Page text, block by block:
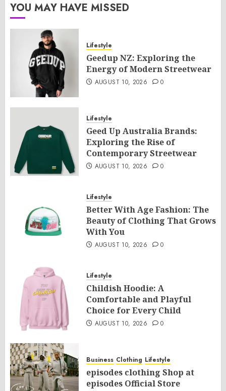
YOU MAY HAVE MISSED
Lifestyle
Geedup NZ: Exploring the
Energy of Modern Streetwear
AUGUST 10, 2026 0
Lifestyle
Geed Up Australia Brands:
Exploring the Rise of
Contemporary Streetwear
AUGUST 10, 2026 0
Lifestyle
Better With Age Fashion: The
Beauty of Clothing That Grows
With You
AUGUST 10, 2026 0
Lifestyle
Childish Hoodie: A
Comfortable and Playful
Choice for Every Child
AUGUST 10, 2026 0
Business Clothing Lifestyle
episodes clothing Shop at
episodes Official Store